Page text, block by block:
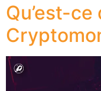
Qu’est-ce